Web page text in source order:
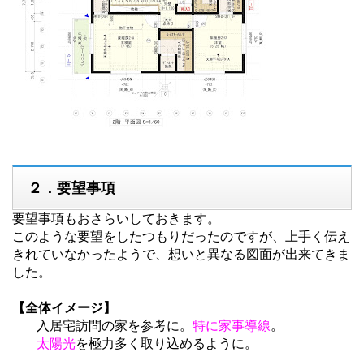
２．要望事項
要望事項もおさらいしておきます。
このような要望をしたつもりだったのですが、上手く伝え
きれていなかったようで、想いと異なる図面が出来てきま
した。
【全体イメージ】
入居宅訪問の家を参考に。 特に家事導線。
太陽光を極力多く取り込めるように。